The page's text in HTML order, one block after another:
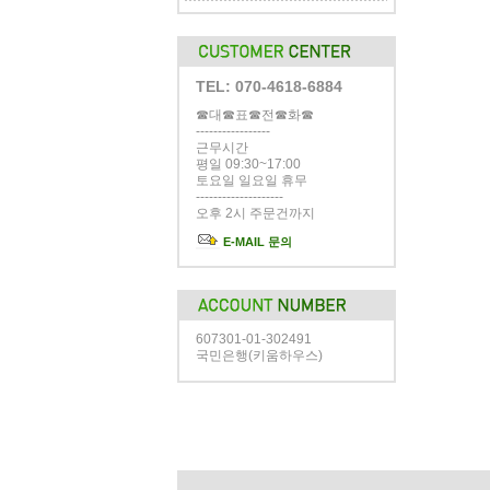
TEL: 070-4618-6884
☎대☎표☎전☎화☎
-----------------
근무시간
평일 09:30~17:00
토요일 일요일 휴무
--------------------
오후 2시 주문건까지
E-MAIL 문의
607301-01-302491
국민은행(키움하우스)